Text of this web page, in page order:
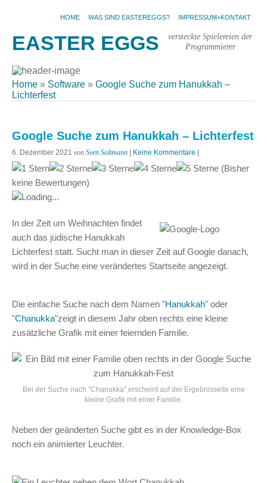
HOME WAS SIND EASTEREGGS? IMPRESSUM+KONTAKT
EASTER EGGS
versteckte Spielereien der
Programmierer
Home » Software » Google Suche zum Hanukkah –
Lichterfest
Google Suche zum Hanukkah – Lichterfest
6. Dezember 2021 von Sven Soltmann Keine Kommentare
(Bisher
keine Bewertungen)
Loading...
In der Zeit um Weihnachten findet
auch das jüdische Hanukkah
Lichterfest statt. Sucht man in dieser Zeit auf Google danach,
wird in der Suche eine verändertes Startseite angezeigt.
Die einfache Suche nach dem Namen "Hanukkah" oder
"Chanukka"zeigt in diesem Jahr oben rechts eine kleine
zusätzliche Grafik mit einer feiernden Familie.
Bei der Suche nach "Chanukka" erscheint auf der Ergebnisseite eine
kleine Grafik mit einer Familie.
Neben der geänderten Suche gibt es in der Knowledge-Box
noch ein animierter Leuchter.